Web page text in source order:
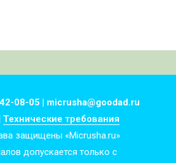
08-05 | micrusha@goodad.ru
Технические требования
защищены «Micrusha.ru»
допускается только с